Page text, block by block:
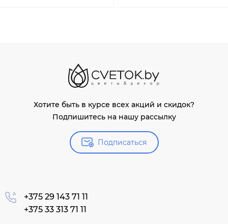
Хотите быть в курсе всех акций и скидок?
Подпишитесь на нашу рассылку
Подписаться
+375 29 143 71 11
+375 33 313 71 11